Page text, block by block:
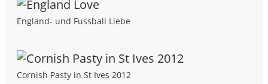
England- und Fussball Liebe
Cornish Pasty in St Ives 2012